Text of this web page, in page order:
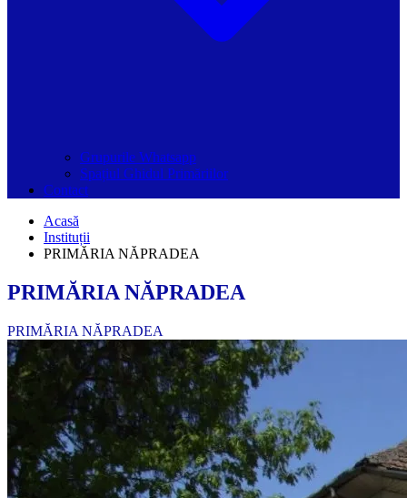
Grupurile Whatsapp
Spațiul Ghidul Primăriilor
Contact
Acasă
Instituții
PRIMĂRIA NĂPRADEA
PRIMĂRIA NĂPRADEA
PRIMĂRIA NĂPRADEA